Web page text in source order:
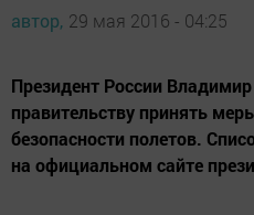
автор, 29 мая 2016 - 04:25
Президент России
правительству принять
безопасности полетов.
на официальном сайте